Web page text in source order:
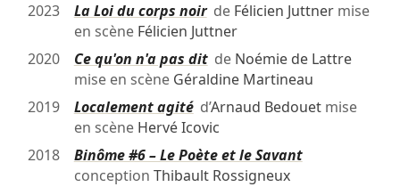
2023 La Loi du corps noirde Félicien Juttnermise
en scène Félicien Juttner
2020
Ce qu'on n'a pas ditde Noémie de Lattre
mise en scène Géraldine Martineau
2019
Localement agitéd’Arnaud Bedouetmise
en scène Hervé Icovic
2018
Binôme #6 – Le Poète et le Savant
conception Thibault Rossigneux